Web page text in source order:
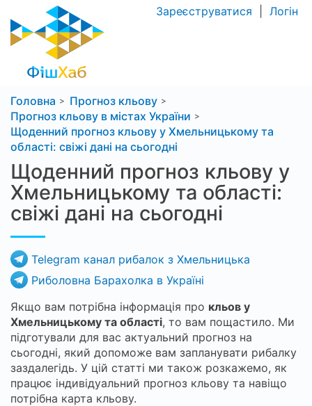
Зареєструватися Логін
Головна
Прогноз кльову
Прогноз кльову в містах України
Щоденний прогноз кльову у Хмельницькому та
області: свіжі дані на сьогодні
Щоденний прогноз кльову у
Хмельницькому та області:
свіжі дані на сьогодні
Telegram канал рибалок з Хмельницька
Риболовна Барахолка в Україні
Якщо вам потрібна інформація про кльов у
Хмельницькому та області, то вам пощастило. Ми
підготували для вас актуальний прогноз на
сьогодні, який допоможе вам запланувати рибалку
заздалегідь. У цій статті ми також розкажемо, як
працює індивідуальний прогноз кльову та навіщо
потрібна карта кльову.